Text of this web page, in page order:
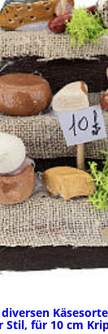
Stil, für 10 cm